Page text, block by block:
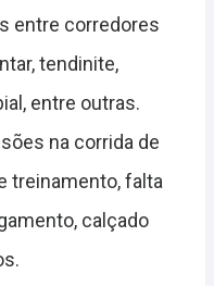
entre corredores
tendinite,
entre outras.
na corrida de
treinamento, falta
calçado